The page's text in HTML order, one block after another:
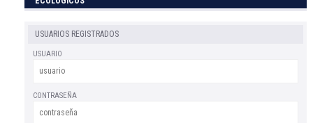
USUARIOS REGISTRADOS
USUARIO
CONTRASEÑA